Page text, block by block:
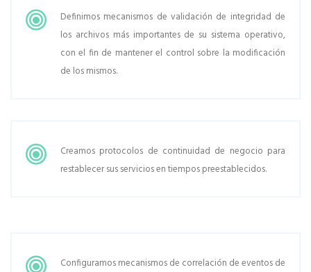
Definimos mecanismos de validación de integridad de
los archivos más importantes de su sistema operativo,
con el fin de mantener el control sobre la modificación
de los mismos.
Creamos protocolos de continuidad de negocio para
restablecer sus servicios en tiempos preestablecidos.
Configuramos mecanismos de correlación de eventos de